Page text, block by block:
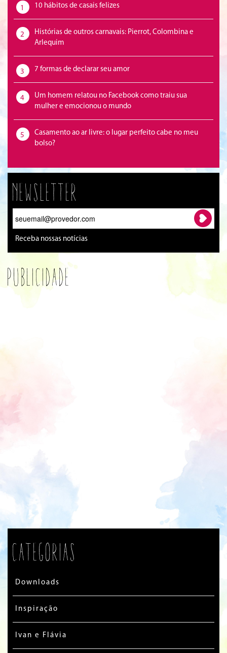
1 10 hábitos de casais felizes
2
Histórias de outros carnavais: Pierrot, Colombina e
Arlequim
3 7 formas de declarar seu amor
4
Um homem relatou no Facebook como traiu sua
mulher e emocionou o mundo
5
Casamento ao ar livre: o lugar perfeito cabe no meu
bolso?
Newsletter
Receba nossas notícias
Publicidade
Categorias
Downloads
Inspiração
Ivan e Flávia